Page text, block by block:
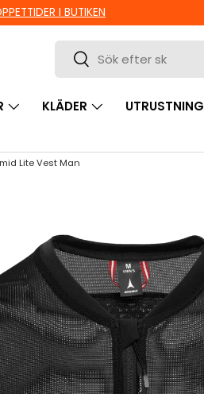
Sök
Sök
KLÄDER UTRUSTNING
Lite Vest Man